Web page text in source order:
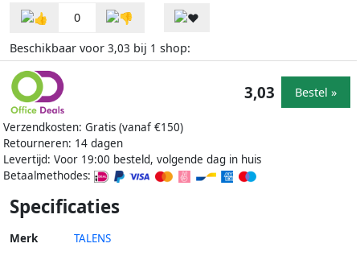
0
Beschikbaar voor 3,03 bij 1 shop:
Verzendkosten: Gratis (vanaf €150)
Retourneren: 14 dagen
Levertijd: Voor 19:00 besteld, volgende dag in huis
Betaalmethodes:
3,03 Bestel »
Specificaties
Merk TALENS